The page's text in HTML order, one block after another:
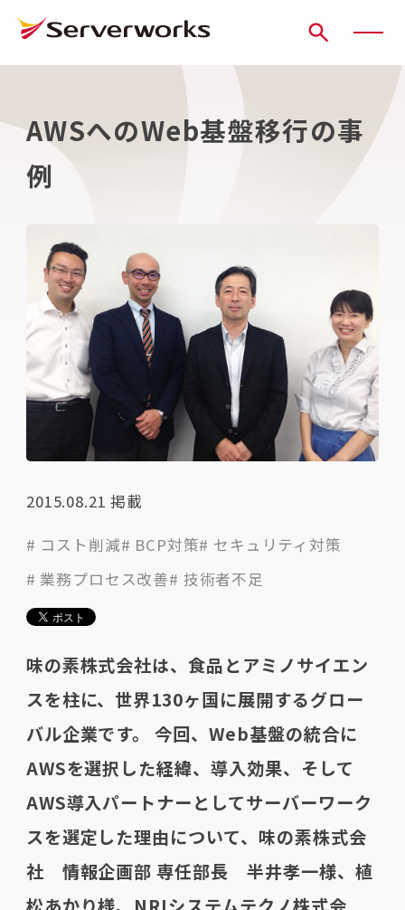
AWSへのWeb基盤移行の事
例
2015.08.21 掲載
# コスト削減# BCP対策# セキュリティ対策
# 業務プロセス改善# 技術者不足
味の素株式会社は、食品とアミノサイエン
スを柱に、世界130ヶ国に展開するグロー
バル企業です。 今回、Web基盤の統合に
AWSを選択した経緯、導入効果、そして
AWS導入パートナーとしてサーバーワーク
スを選定した理由について、味の素株式会
社 情報企画部 専任部長 半井孝一様、植